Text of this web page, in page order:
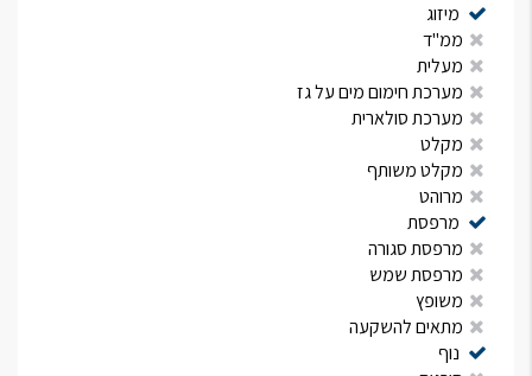
מיזוג
ממ"ד
מעלית
מערכת חימום מים על גז
מערכת סולארית
מקלט
מקלט משותף
מרוהט
מרפסת
מרפסת סגורה
מרפסת שמש
משופץ
מתאים להשקעה
נוף